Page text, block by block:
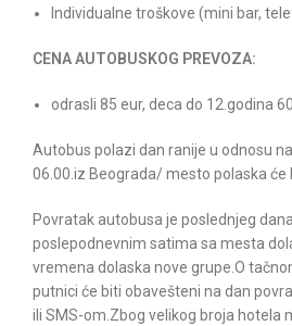
Individualne troškove (mini bar,
CENA AUTOBUSKOG PREVOZA:
odrasli 85 eur, deca do 12.godina
Autobus polazi dan ranije u odnosu
06.00.iz Beograda/ mesto polaska će
Povratak autobusa je poslednjeg
poslepodnevnim satima sa mesta
vremena dolaska nove grupe.O
putnici će biti obavešteni na dan
ili SMS-om.Zbog velikog broja hotela